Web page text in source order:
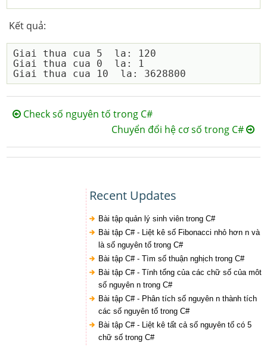
Kết quả:
Giai thua cua 5  la: 120
Giai thua cua 0  la: 1
Check số nguyên tố trong C#
Chuyển đổi hệ cơ số trong C#
Recent Updates
Bài tập quản lý sinh viên trong C#
Bài tập C# - Liệt kê số Fibonacci nhỏ hơn n và
là số nguyên tố trong C#
Bài tập C# - Tìm số thuận nghịch trong C#
Bài tập C# - Tính tổng của các chữ số của môt
số nguyên n trong C#
Bài tập C# - Phân tích số nguyên n thành tích
các số nguyên tố trong C#
Bài tập C# - Liệt kê tất cả số nguyên tố có 5
chữ số trong C#